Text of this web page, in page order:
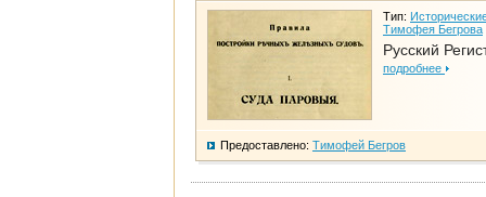
Тип:
Тимофея Бегрова
Русский
подробнее
Предоставлено: Тимофей Бегров